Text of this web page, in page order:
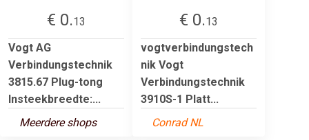
€ 0.13
Vogt AG
Verbindungstechnik
3815.67 Plug-tong
Insteekbreedte:...
Meerdere shops
€ 0.13
vogtverbindungstech
nik Vogt
Verbindungstechnik
3910S-1 Platt...
Conrad NL